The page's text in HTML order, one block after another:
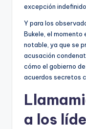
excepción indefinido.
Y para los
Bukele, el momento
notable, ya que se
acusación
cómo el gobierno
acuerdos secretos
a los